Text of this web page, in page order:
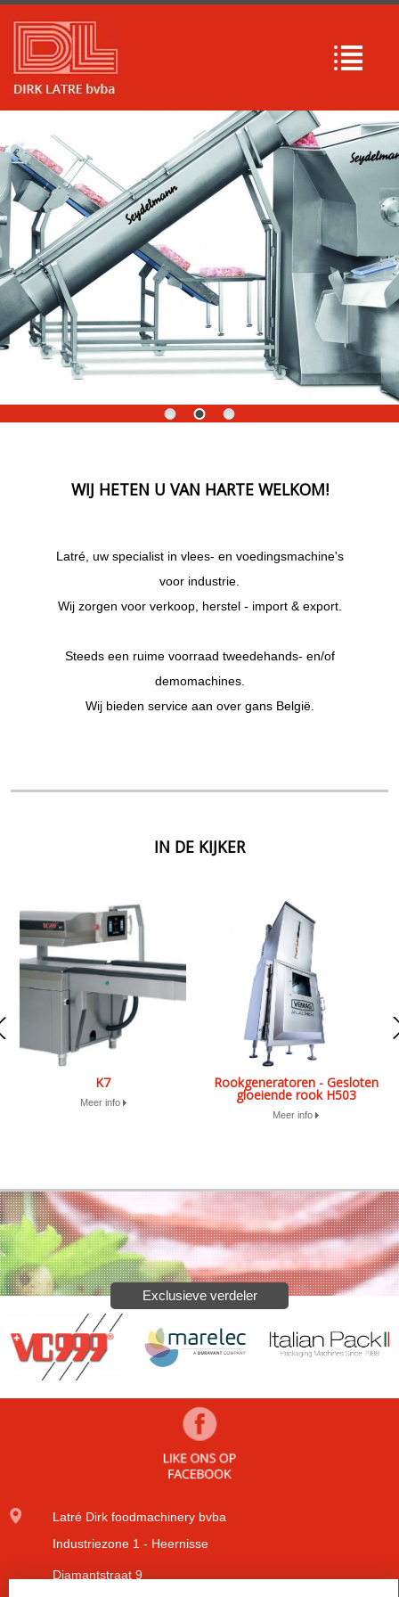
WIJ HETEN U VAN HARTE WELKOM!
Latré, uw specialist in vlees- en voedingsmachine's
voor industrie.
Wij zorgen voor verkoop, herstel - import & export.
Steeds een ruime voorraad tweedehands- en/of
demomachines.
Wij bieden service aan over gans België.
IN DE KIJKER
K7
Meer info
Rookgeneratoren - Gesloten
gloeiende rook H503
Meer info
Exclusieve verdeler
Latré Dirk foodmachinery bvba
Industriezone 1 - Heernisse
Diamantstraat 9